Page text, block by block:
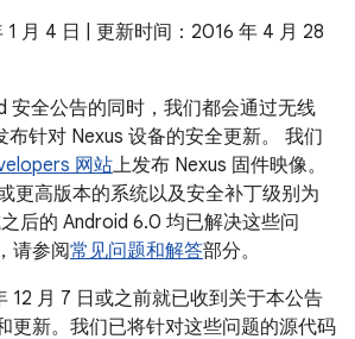
月 4 日 | 更新时间：2016 年 4 月 28
安全公告的同时，我们都会通过无线
布针对 Nexus 设备的安全更新。 我们
网站上发布 Nexus 固件映像。
更高版本的系统以及安全补丁级别为
后的 Android 6.0 均已解决这些问
请参阅常见问题和解答部分。
12 月 7 日或之前就已收到关于本公告
更新。我们已将针对这些问题的源代码